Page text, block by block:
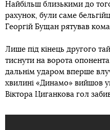
Найбільш близькими до
рахунок, були саме
Георгій Бущан рятував
Лише під кінець другого
тиснути на ворота
дальнім ударом вперше
хвилині «Динамо» вийшов
Віктора Циганкова гол